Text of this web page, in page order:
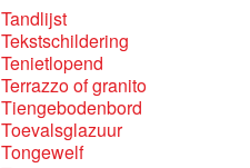
Tandlijst
Tekstschildering
Tenietlopend
Terrazzo of granito
Tiengebodenbord
Toevalsglazuur
Tongewelf